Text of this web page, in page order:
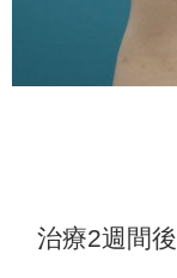
治療2週間後